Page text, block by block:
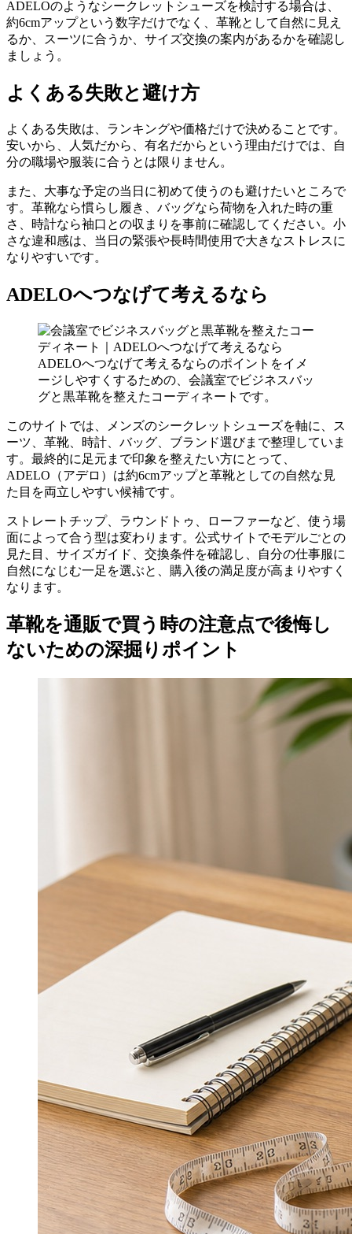
ADELOのようなシークレットシューズを検討する場合は、
約6cmアップという数字だけでなく、革靴として自然に見え
るか、スーツに合うか、サイズ交換の案内があるかを確認し
ましょう。
よくある失敗と避け方
よくある失敗は、ランキングや価格だけで決めることです。
安いから、人気だから、有名だからという理由だけでは、自
分の職場や服装に合うとは限りません。
また、大事な予定の当日に初めて使うのも避けたいところで
す。革靴なら慣らし履き、バッグなら荷物を入れた時の重
さ、時計なら袖口との収まりを事前に確認してください。小
さな違和感は、当日の緊張や長時間使用で大きなストレスに
なりやすいです。
ADELOへつなげて考えるなら
ADELOへつなげて考えるならのポイントをイメ
ージしやすくするための、会議室でビジネスバッ
グと黒革靴を整えたコーディネートです。
このサイトでは、メンズのシークレットシューズを軸に、ス
ーツ、革靴、時計、バッグ、ブランド選びまで整理していま
す。最終的に足元まで印象を整えたい方にとって、
ADELO（アデロ）は約6cmアップと革靴としての自然な見
た目を両立しやすい候補です。
ストレートチップ、ラウンドトゥ、ローファーなど、使う場
面によって合う型は変わります。公式サイトでモデルごとの
見た目、サイズガイド、交換条件を確認し、自分の仕事服に
自然になじむ一足を選ぶと、購入後の満足度が高まりやすく
なります。
革靴を通販で買う時の注意点で後悔し
ないための深掘りポイント